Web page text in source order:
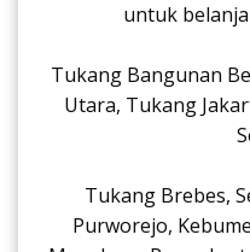
untuk
Tukang Bangunan
Utara, Tukang
Tukang Brebes,
Purworejo,